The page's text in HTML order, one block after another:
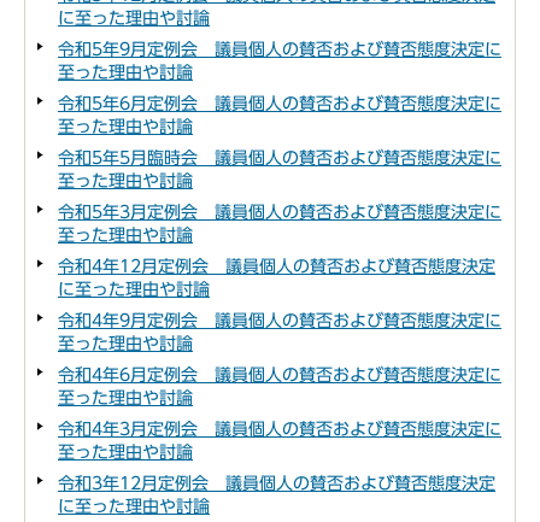
に至った理由や討論
令和5年9月定例会 議員個人の賛否および賛否態度決定に
至った理由や討論
令和5年6月定例会 議員個人の賛否および賛否態度決定に
至った理由や討論
令和5年5月臨時会 議員個人の賛否および賛否態度決定に
至った理由や討論
令和5年3月定例会 議員個人の賛否および賛否態度決定に
至った理由や討論
令和4年12月定例会 議員個人の賛否および賛否態度決定
に至った理由や討論
令和4年9月定例会 議員個人の賛否および賛否態度決定に
至った理由や討論
令和4年6月定例会 議員個人の賛否および賛否態度決定に
至った理由や討論
令和4年3月定例会 議員個人の賛否および賛否態度決定に
至った理由や討論
令和3年12月定例会 議員個人の賛否および賛否態度決定
に至った理由や討論